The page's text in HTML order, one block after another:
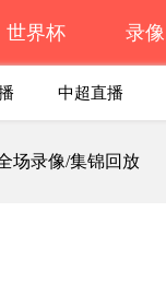
世界杯 录像
中超直播
场录像/集锦回放